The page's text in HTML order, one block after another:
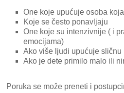
One koje upućuje osoba
Koje se često ponavljaju
One koje su intenzivnije ( i
emocijama)
Ako više ljudi upućuje sličnu
Ako je dete primilo malo ili
Poruka se može preneti i